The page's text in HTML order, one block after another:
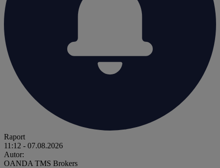
Raport
11:12 - 07.08.2026
Autor:
OANDA TMS Brokers